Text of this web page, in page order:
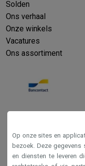
Solden
Ons verhaal
Onze winkels
Vacatures
Ons assortiment
Op onze sites en
bezoek. Deze
en diensten te leveren